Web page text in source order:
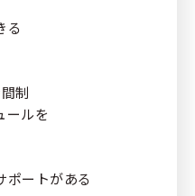
る
制
ルを
ートがある